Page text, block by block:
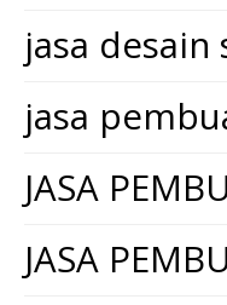
jasa
jasa
JASA
JASA